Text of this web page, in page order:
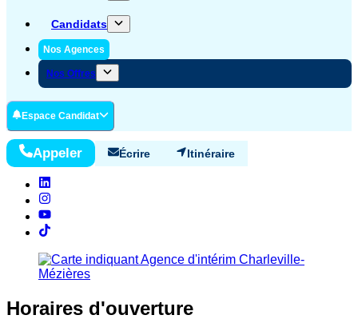
Candidats
Nos Agences
Nos Offres
Espace Candidat
Appeler Écrire Itinéraire
Horaires d'ouverture